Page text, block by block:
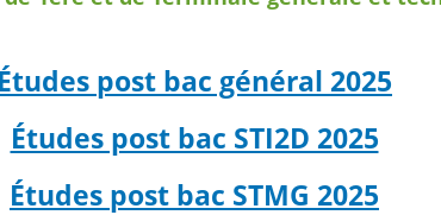
Études post bac général 2025
Études post bac STI2D 2025
Études post bac STMG 2025